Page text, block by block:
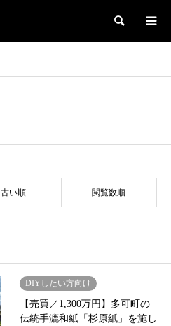
検索
古い順 閲覧数順
DIYしたい方向け
【売買／1,300万円】多可町の
伝統手漉和紙「杉原紙」を施し